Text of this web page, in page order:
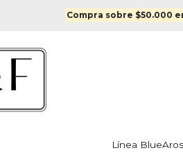
Línea BlueAros
Compra sobre $50.000
Inicio Anillos